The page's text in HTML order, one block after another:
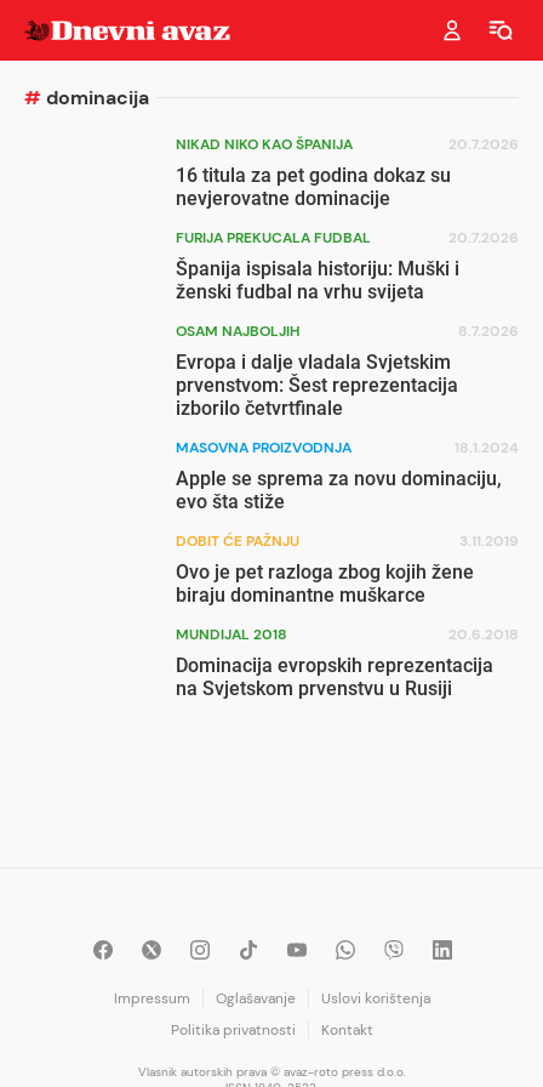
#dominacija
NIKAD NIKO KAO ŠPANIJA 20.7.2026
16 titula za pet godina dokaz su
nevjerovatne dominacije
FURIJA PREKUCALA FUDBAL 20.7.2026
Španija ispisala historiju: Muški i
ženski fudbal na vrhu svijeta
OSAM NAJBOLJIH 8.7.2026
Evropa i dalje vladala Svjetskim
prvenstvom: Šest reprezentacija
izborilo četvrtfinale
MASOVNA PROIZVODNJA 18.1.2024
Apple se sprema za novu dominaciju,
evo šta stiže
DOBIT ĆE PAŽNJU 3.11.2019
Ovo je pet razloga zbog kojih žene
biraju dominantne muškarce
MUNDIJAL 2018 20.6.2018
Dominacija evropskih reprezentacija
na Svjetskom prvenstvu u Rusiji
Impressum Oglašavanje
Uslovi korištenja
Politika privatnosti
Kontakt
Vlasnik autorskih prava © avaz-roto press d.o.o.